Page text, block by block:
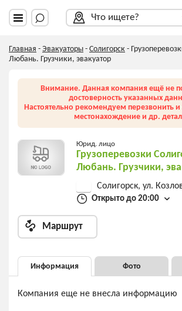
Что ищете?
Главная - Эвакуаторы - Солигорск -
Любань. Грузчики, эвакуатор
Внимание. Данная компания ещё не
достоверность указанных
Настоятельно рекомендуем перезвонить и
местонахождение и др.
Юрид. лицо
Грузоперевозки
Любань. Грузчики,
Солигорск, ул.
Открыто до 20:00
Маршрут
Информация Фото
Компания еще не внесла информацию